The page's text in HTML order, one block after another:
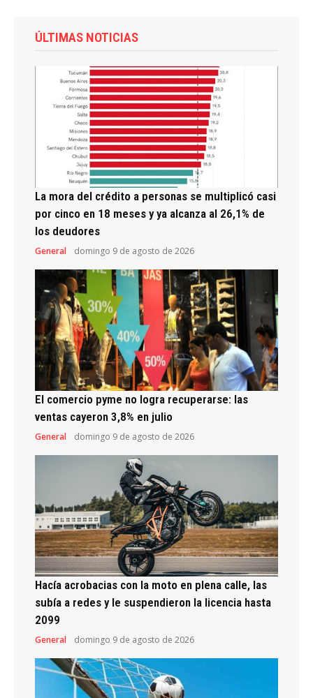
ÚLTIMAS NOTICIAS
La mora del crédito a personas se multiplicó casi
por cinco en 18 meses y ya alcanza al 26,1% de
los deudores
General domingo 9 de agosto de 2026
El comercio pyme no logra recuperarse: las
ventas cayeron 3,8% en julio
General domingo 9 de agosto de 2026
Hacía acrobacias con la moto en plena calle, las
subía a redes y le suspendieron la licencia hasta
2099
General domingo 9 de agosto de 2026